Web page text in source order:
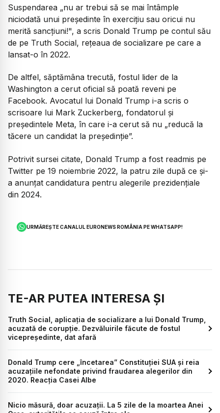
Suspendarea „nu ar trebui să se mai întâmple
niciodată unui preşedinte în exerciţiu sau oricui nu
merită sancţiuni!", a scris Donald Trump pe contul său
de pe Truth Social, reţeaua de socializare pe care a
lansat-o în 2022.
De altfel, săptămâna trecută, fostul lider de la
Washington a cerut oficial să poată reveni pe
Facebook. Avocatul lui Donald Trump i-a scris o
scrisoare lui Mark Zuckerberg, fondatorul și
președintele Meta, în care i-a cerut să nu „reducă la
tăcere un candidat la președinție”.
Potrivit sursei citate, Donald Trump a fost readmis pe
Twitter pe 19 noiembrie 2022, la patru zile după ce şi-
a anunţat candidatura pentru alegerile prezidenţiale
din 2024.
URMĂREȘTE CANALUL EURONEWS ROMÂNIA PE WHATSAPP!
TE-AR PUTEA INTERESA ȘI
Truth Social, aplicația de socializare a lui Donald Trump,
acuzată de corupție. Dezvăluirile făcute de fostul
vicepreședinte, dat afară
Donald Trump cere „încetarea” Constituției SUA și reia
acuzațiile nefondate privind fraudarea alegerilor din
2020. Reacția Casei Albe
Nicio măsură, doar acuzații. La 5 zile de la moartea Anei